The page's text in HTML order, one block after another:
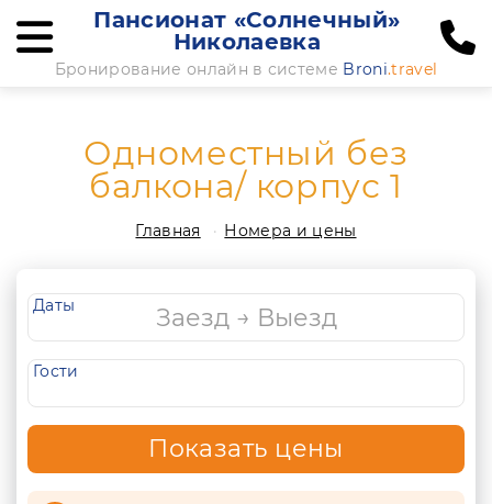
Пансионат «Солнечный»
Николаевка
Бронирование онлайн в системе Broni.travel
Одноместный без
балкона/ корпус 1
Главная Номера и цены
Даты
Гости
Показать цены